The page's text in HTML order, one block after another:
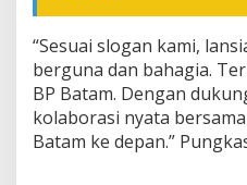
“Sesuai slogan kami,
berguna dan bahagia.
BP Batam. Dengan
kolaborasi nyata
Batam ke depan.”